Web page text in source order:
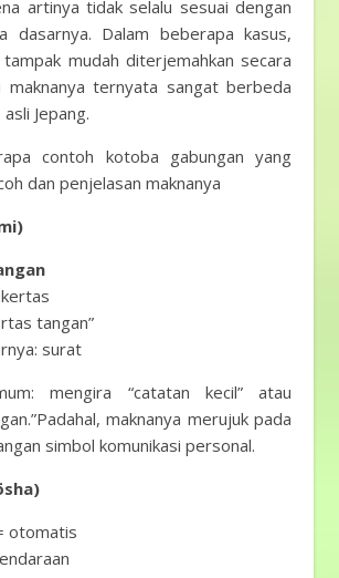
artinya tidak selalu sesuai dengan
dasarnya. Dalam beberapa kasus,
mudah diterjemahkan secara
maknanya ternyata sangat berbeda
Jepang.
contoh kotoba gabungan yang
dan penjelasan maknanya
tangan”
surat
mengira “catatan kecil” atau
maknanya merujuk pada
simbol komunikasi personal.
otomatis